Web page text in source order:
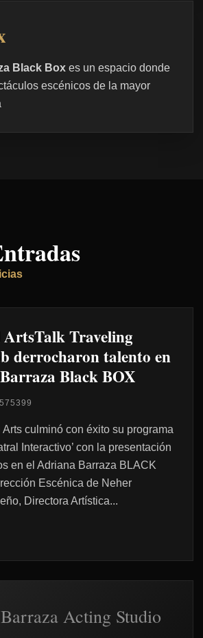
Black Box es un espacio donde
escénicos de la mayor
ArtsTalk Traveling
derrocharon talento en
Black BOX
culminó con éxito su programa
Interactivo’ con la presentación
en el Adriana Barraza BLACK
Escénica de Neher
Directora Artística...
Acting Studio